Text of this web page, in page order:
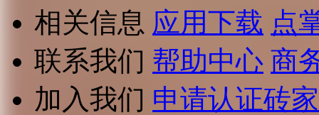
相关信息 应用下载 点
联系我们 帮助中心 商
加入我们 申请认证砖家